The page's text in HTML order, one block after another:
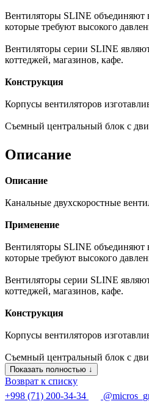
Вентиляторы SLINE объединяют
которые требуют высокого
Вентиляторы серии SLINE
коттеджей, магазинов, кафе.
Конструкция
Корпусы вентиляторов
Съемный центральный блок с
Описание
Описание
Канальные двухскоростные
Применение
Вентиляторы SLINE объединяют
которые требуют высокого
Вентиляторы серии SLINE
коттеджей, магазинов, кафе.
Конструкция
Корпусы вентиляторов
Съемный центральный блок с
Показать полностью ↓
Возврат к списку
+998 (71) 200-34-34